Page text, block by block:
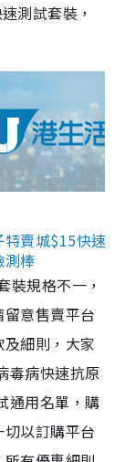
測試套裝，
賣城$15快速
測棒
裝規格不一，
意售賣平台
細則，大家
毒病快速抗原
通用名單，購
以訂購平台